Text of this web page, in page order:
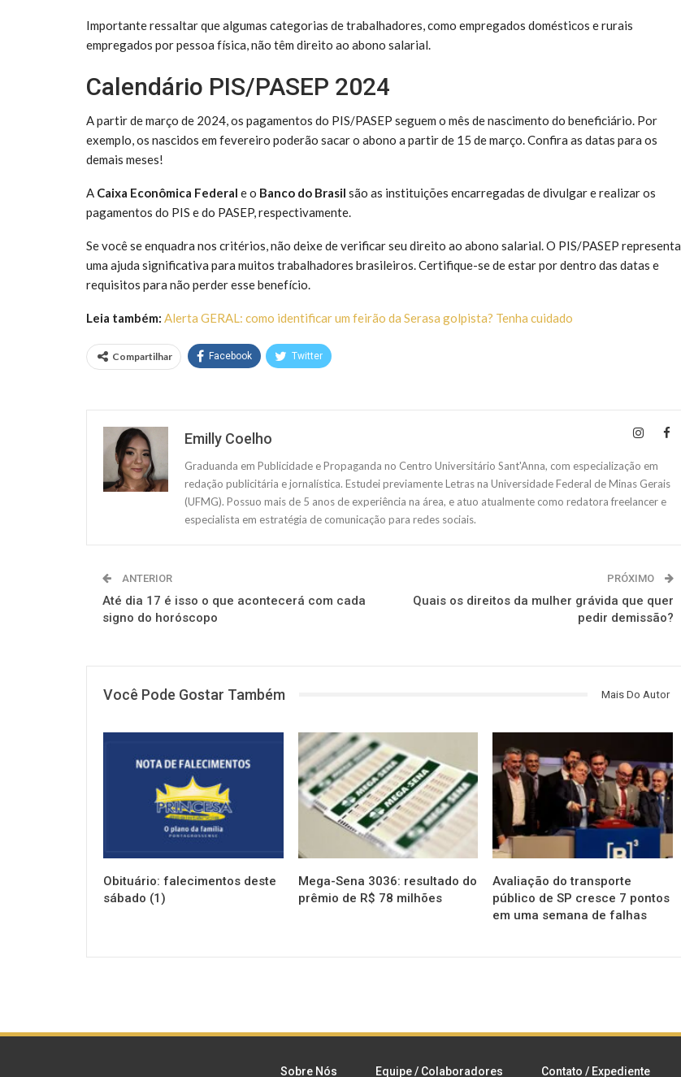
Importante ressaltar que algumas categorias de trabalhadores, como empregados domésticos e rurais
empregados por pessoa física, não têm direito ao abono salarial.
Calendário PIS/PASEP 2024
A partir de março de 2024, os pagamentos do PIS/PASEP seguem o mês de nascimento do beneficiário. Por
exemplo, os nascidos em fevereiro poderão sacar o abono a partir de 15 de março. Confira as datas para os
demais meses!
A Caixa Econômica Federal e o Banco do Brasil são as instituições encarregadas de divulgar e realizar os
pagamentos do PIS e do PASEP, respectivamente.
Se você se enquadra nos critérios, não deixe de verificar seu direito ao abono salarial. O PIS/PASEP representa
uma ajuda significativa para muitos trabalhadores brasileiros. Certifique-se de estar por dentro das datas e
requisitos para não perder esse benefício.
Leia também: Alerta GERAL: como identificar um feirão da Serasa golpista? Tenha cuidado
Compartilhar Facebook Twitter
Emilly Coelho
Graduanda em Publicidade e Propaganda no Centro Universitário Sant'Anna, com especialização em
redação publicitária e jornalística. Estudei previamente Letras na Universidade Federal de Minas Gerais
(UFMG). Possuo mais de 5 anos de experiência na área, e atuo atualmente como redatora freelancer e
especialista em estratégia de comunicação para redes sociais.
ANTERIOR
Até dia 17 é isso o que acontecerá com cada
signo do horóscopo
PRÓXIMO
Quais os direitos da mulher grávida que quer
pedir demissão?
Você Pode Gostar Também Mais Do Autor
Obituário: falecimentos deste
sábado (1)
NOTÍCIAS
Mega-Sena 3036: resultado do
prêmio de R$ 78 milhões
Avaliação do transporte
público de SP cresce 7 pontos
em uma semana de falhas
Sobre Nós Equipe / Colaboradores Contato / Expediente